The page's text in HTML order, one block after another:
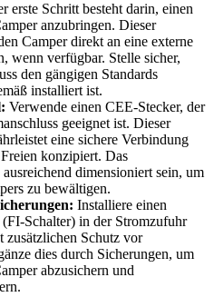
erste Schritt besteht darin, einen
anzubringen. Dieser
Camper direkt an eine externe
wenn verfügbar. Stelle sicher,
den gängigen Standards
installiert ist.
Verwende einen CEE-Stecker, der
geeignet ist. Dieser
eine sichere Verbindung
konzipiert. Das
dimensioniert sein, um
zu bewältigen.
Installiere einen
Schalter) in der Stromzufuhr
zusätzlichen Schutz vor
dies durch Sicherungen, um
abzusichern und